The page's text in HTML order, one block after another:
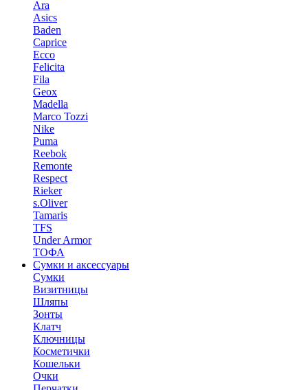
Ara
Asics
Baden
Caprice
Ecco
Felicita
Fila
Geox
Madella
Marco Tozzi
Nike
Puma
Reebok
Remonte
Respect
Rieker
s.Oliver
Tamaris
TFS
Under Armor
ТОФА
Сумки и аксессуары
Сумки
Визитницы
Шляпы
Зонты
Клатч
Ключницы
Косметички
Кошельки
Очки